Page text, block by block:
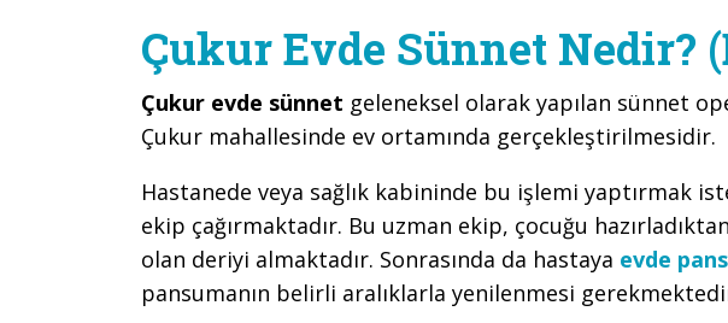
Çukur Evde Sünnet Nedir?
Çukur evde sünnet geleneksel olarak yapılan sünnet
Çukur mahallesinde ev ortamında gerçekleştirilmesidir.
Hastanede veya sağlık kabininde bu işlemi yaptırmak
ekip çağırmaktadır. Bu uzman ekip, çocuğu
olan deriyi almaktadır. Sonrasında da hastaya evde
pansumanın belirli aralıklarla yenilenmesi